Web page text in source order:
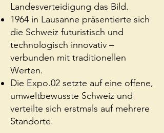
Landesverteidigung das Bild.
1964 in Lausanne präsentierte sich
die Schweiz futuristisch und
technologisch innovativ –
verbunden mit traditionellen
Werten.
Die Expo.02 setzte auf eine offene,
umweltbewusste Schweiz und
verteilte sich erstmals auf mehrere
Standorte.